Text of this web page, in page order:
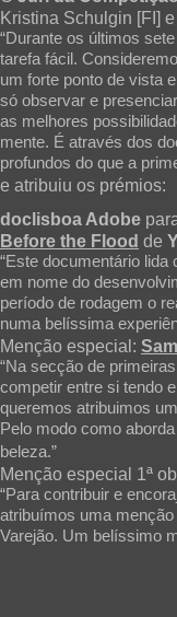
Kristina Schulgin [FI]
“Durante os últimos
tarefa fácil.
um forte ponto de vista
só observar e
as melhores
mente. É através dos
profundos do que a
e atribuiu os prémios:
doclisboa Adobe
Before the Flood de
“Este documentário
em nome do
período de rodagem o
numa belíssima
Menção especial:
“Na secção de
competir entre si tendo
queremos atribuimos
Pelo modo como
beleza.”
Menção especial 1ª
“Para contribuir e
atribuímos uma menção
Varejão. Um belíssimo